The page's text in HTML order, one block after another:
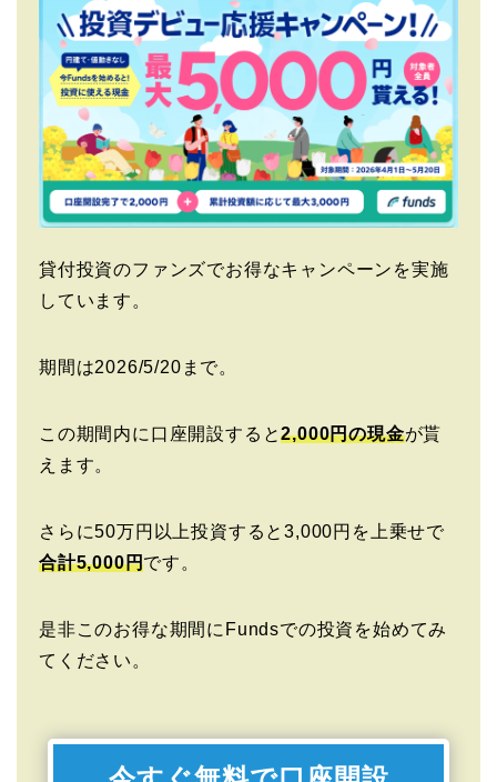
貸付投資のファンズでお得なキャンペーンを実施
しています。
期間は2026/5/20まで。
この期間内に口座開設すると2,000円の現金が貰
えます。
さらに50万円以上投資すると3,000円を上乗せで
合計5,000円です。
是非このお得な期間にFundsでの投資を始めてみ
てください。